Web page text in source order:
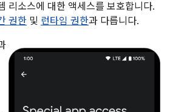
리소스에 대한 액세스를 보호합니다.
권한 및 런타임 권한과 다릅니다.